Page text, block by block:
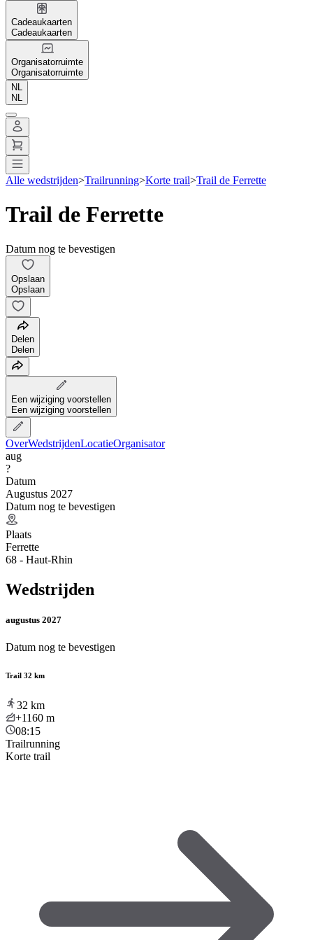
Cadeaukaarten
Cadeaukaarten
Organisatorruimte
Organisatorruimte
NL
NL
Alle wedstrijden>Trailrunning>Korte trail>Trail de Ferrette
Trail de Ferrette
Datum nog te bevestigen
Opslaan
Opslaan
Delen
Delen
Een wijziging voorstellen
Een wijziging voorstellen
OverWedstrijdenLocatieOrganisator
aug
?
Datum
Augustus 2027
Datum nog te bevestigen
Plaats
Ferrette
68 - Haut-Rhin
Wedstrijden
augustus 2027
Datum nog te bevestigen
Trail 32 km
32 km
+1160 m
08:15
Trailrunning
Korte trail